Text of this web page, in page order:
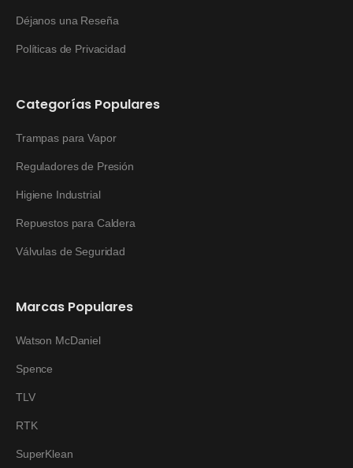
Déjanos una Reseña
Políticas de Privacidad
Categorías Populares
Trampas para Vapor
Reguladores de Presión
Higiene Industrial
Repuestos para Caldera
Válvulas de Seguridad
Marcas Populares
Watson McDaniel
Spence
TLV
RTK
SuperKlean